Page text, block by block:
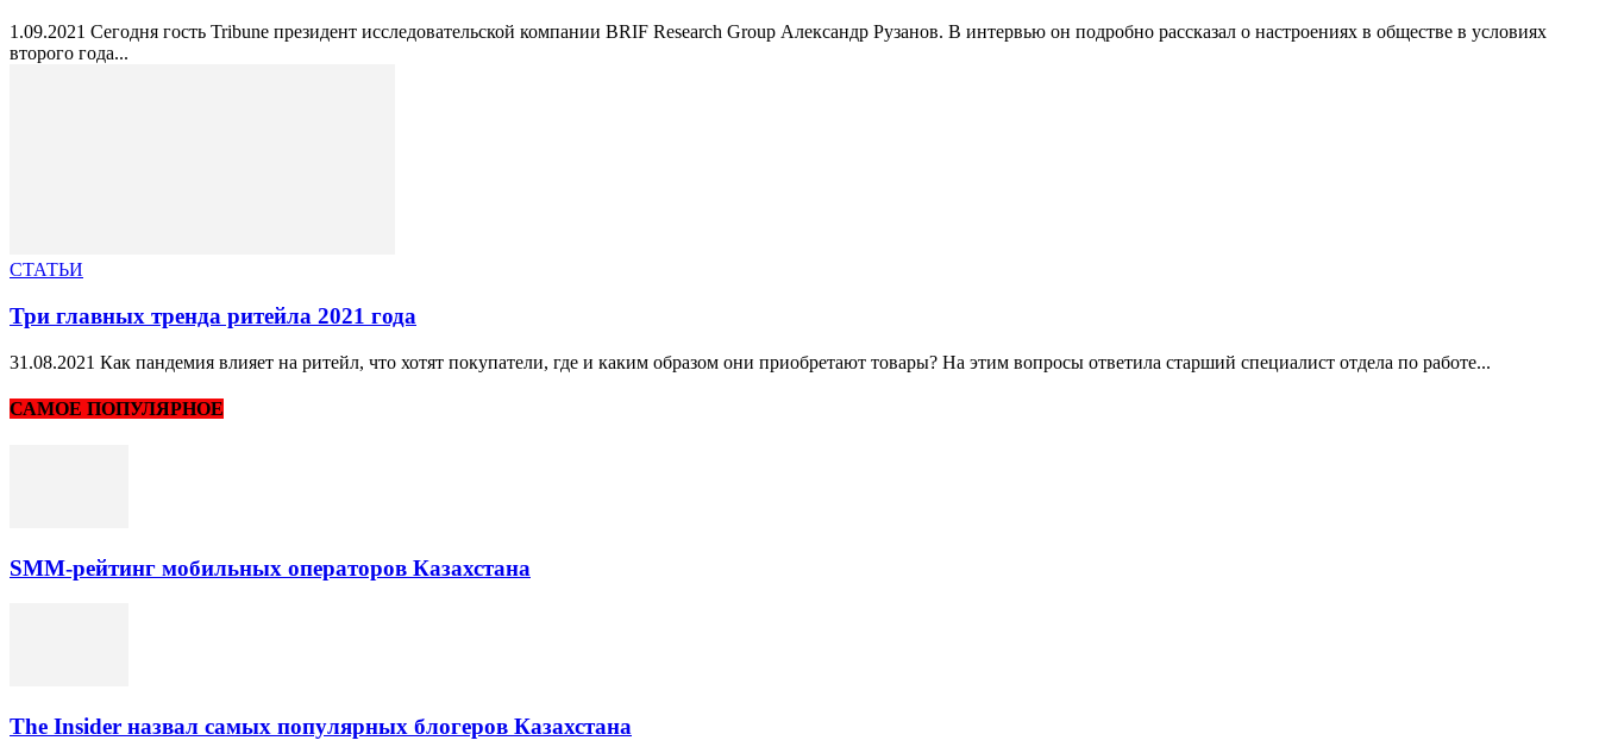
1.09.2021 Сегодня гость Tribune президент исследовательской компании BRIF Research Group Александр Рузанов. В интервью он подробно рассказал о настроениях в обществе в условиях
второго года...
СТАТЬИ
Три главных тренда ритейла 2021 года
31.08.2021 Как пандемия влияет на ритейл, что хотят покупатели, где и каким образом они приобретают товары? На этим вопросы ответила старший специалист отдела по работе...
САМОЕ ПОПУЛЯРНОЕ
SMM-рейтинг мобильных операторов Казахстана
The Insider назвал самых популярных блогеров Казахстана